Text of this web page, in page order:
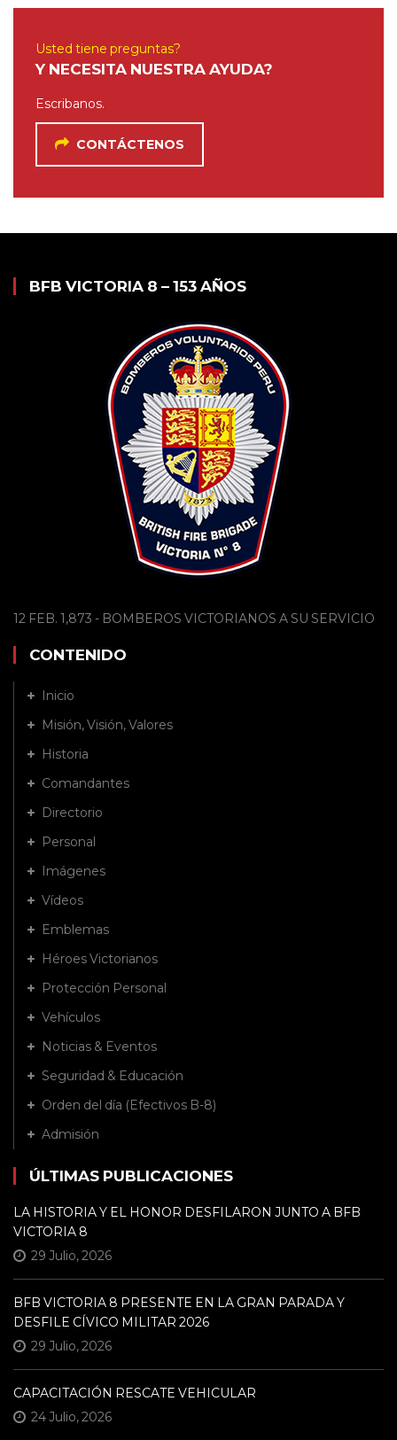
Usted tiene preguntas?
Y NECESITA NUESTRA AYUDA?
Escribanos.
CONTÁCTENOS
BFB VICTORIA 8 – 153 AÑOS
12 FEB. 1,873 - BOMBEROS VICTORIANOS A SU SERVICIO
CONTENIDO
Inicio
Misión, Visión, Valores
Historia
Comandantes
Directorio
Personal
Imágenes
Vídeos
Emblemas
Héroes Victorianos
Protección Personal
Vehículos
Noticias & Eventos
Seguridad & Educación
Orden del día (Efectivos B-8)
Admisión
ÚLTIMAS PUBLICACIONES
LA HISTORIA Y EL HONOR DESFILARON JUNTO A BFB
VICTORIA 8
29 Julio, 2026
BFB VICTORIA 8 PRESENTE EN LA GRAN PARADA Y
DESFILE CÍVICO MILITAR 2026
29 Julio, 2026
CAPACITACIÓN RESCATE VEHICULAR
24 Julio, 2026